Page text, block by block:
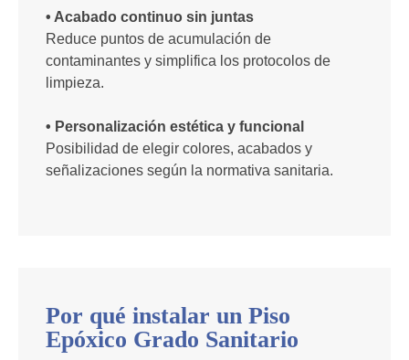
• Acabado continuo sin juntas
Reduce puntos de acumulación de
contaminantes y simplifica los protocolos de
limpieza.
• Personalización estética y funcional
Posibilidad de elegir colores, acabados y
señalizaciones según la normativa sanitaria.
Por qué instalar un Piso
Epóxico Grado Sanitario